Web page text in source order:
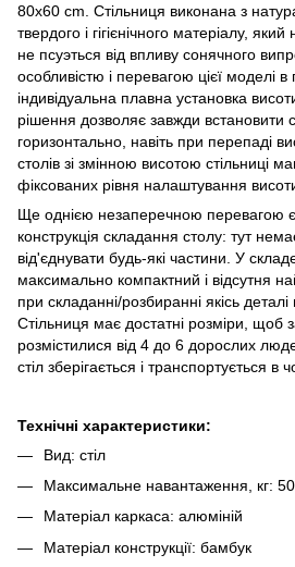
80x60 cm. Стільниця виконана з
твердого і гігієнічного матеріалу,
не псуэться від впливу сонячного
особливістю і перевагою цієї моделі
індивідуальна плавна установка
рішення дозволяє завжди встановити
горизонтально, навіть при перепаді
столів зі змінною висотою стільниці
фіксованих рівня налаштування
Ще однією незаперечною перевагою
конструкція складання столу: тут
від'єднувати будь-які частини. У
максимально компактний і відсутня
при складанні/розбиранні якісь
Стільниця має достатні розміри, щоб
розмістилися від 4 до 6 дорослих
стіл зберігається і транспортується в
Технічні характеристики:
Вид: стіл
Максимальне навантаження, кг: 50
Матеріал каркаса: алюміній
Матеріал конструкції: бамбук